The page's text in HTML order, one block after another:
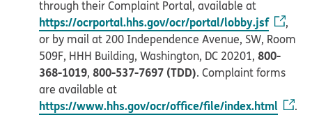
through their Complaint Portal, available at
https://ocrportal.hhs.gov/ocr/portal/lobby.jsf
,
or by mail at 200 Independence Avenue, SW, Room
509F, HHH Building, Washington, DC 20201, 800-
368-1019, 800-537-7697 (TDD). Complaint forms
are available at
https://www.hhs.gov/ocr/office/file/index.html .